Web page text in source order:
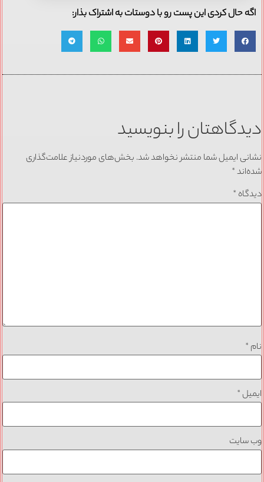
اگه حال کردی این پست رو با دوستات به اشتراک بذار:
دیدگاهتان را بنویسید
نشانی ایمیل شما منتشر نخواهد شد. بخش‌های موردنیاز علامت‌گذاری
شده‌اند*
دیدگاه *
نام *
ایمیل*
وب‌ سایت